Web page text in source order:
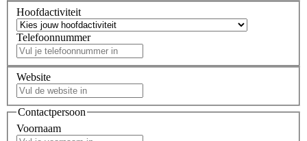
Hoofdactiviteit
Telefoonnummer
Website
Contactpersoon
Voornaam